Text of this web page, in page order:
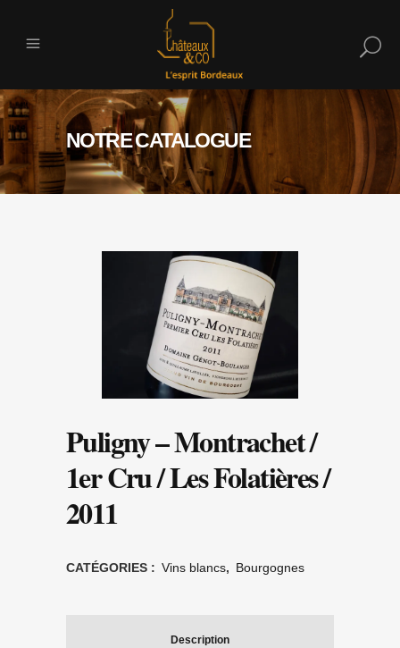
NOTRE CATALOGUE
Puligny – Montrachet /
1er Cru / Les Folatières /
2011
CATÉGORIES : Vins blancs, Bourgognes
Description